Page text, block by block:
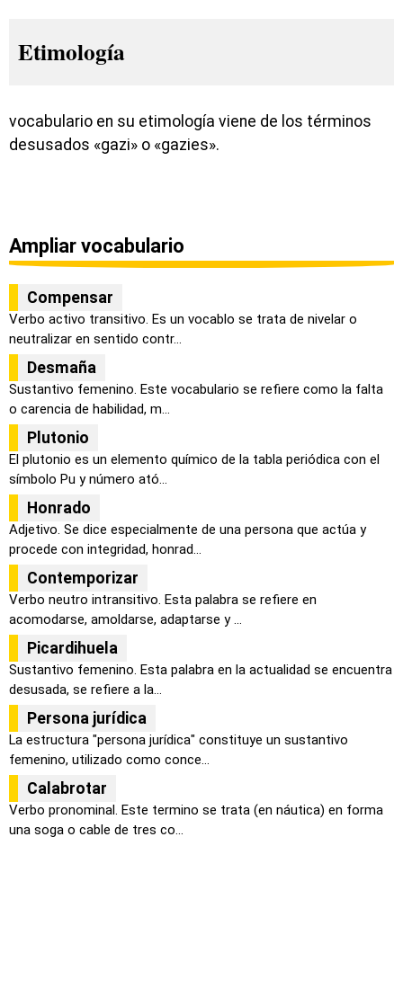
Etimología
vocabulario en su etimología viene de los términos
desusados «gazi» o «gazies».
Ampliar vocabulario
Compensar
Verbo activo transitivo. Es un vocablo se trata de nivelar o
neutralizar en sentido contr...
Desmaña
Sustantivo femenino. Este vocabulario se refiere como la falta
o carencia de habilidad, m...
Plutonio
El plutonio es un elemento químico de la tabla periódica con el
símbolo Pu y número ató...
Honrado
Adjetivo. Se dice especialmente de una persona que actúa y
procede con integridad, honrad...
Contemporizar
Verbo neutro intransitivo. Esta palabra se refiere en
acomodarse, amoldarse, adaptarse y ...
Picardihuela
Sustantivo femenino. Esta palabra en la actualidad se encuentra
desusada, se refiere a la...
Persona jurídica
La estructura "persona jurídica" constituye un sustantivo
femenino, utilizado como conce...
Calabrotar
Verbo pronominal. Este termino se trata (en náutica) en forma
una soga o cable de tres co...